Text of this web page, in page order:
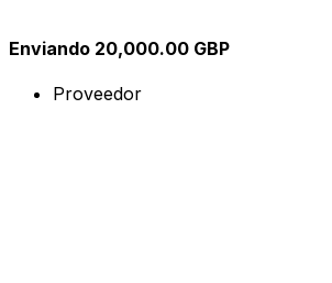
Enviando 20,000.00 GBP
Proveedor